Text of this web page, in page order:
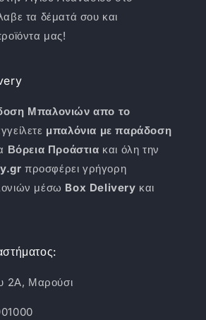
τα δέματά σου και
μας!
Μπαλονιών απο το
μπαλόνια με παράδοση
Βόρεια Προάστια και όλη την
προσφέρει γρήγορη
μέσω Box Delivery και
2Α, Μαρούσι